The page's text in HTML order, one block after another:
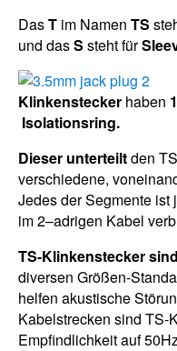
DasT im Namen TS
und dasS steht für
Klinkenstecker haben
Isolationsring.
Dieser unterteiltden
verschiedene,
Jedes der Segmente
im 2–adrigen Kabel
TS-Klinkenstecker sind
diversen Größen-
helfen akustische
Kabelstrecken sind TS-
Empfindlichkeit auf